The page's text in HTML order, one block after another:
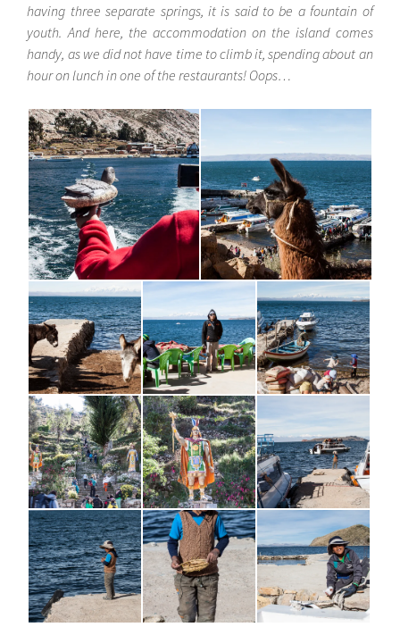
having three separate springs, it is said to be a fountain of
youth. And here, the accommodation on the island comes
handy, as we did not have time to climb it, spending about an
hour on lunch in one of the restaurants! Oops…